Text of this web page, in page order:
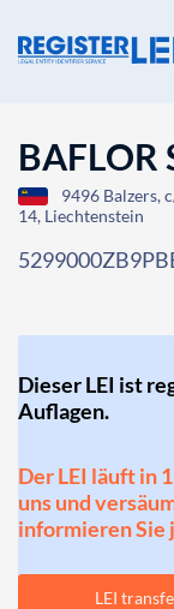
BAFLOR
9496 Balzers,
14, Liechtenstein
Dieser LEI ist
Auflagen.
Der LEI läuft in
uns und
informieren Sie
LEI